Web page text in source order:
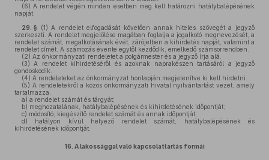
(6) A rendelet végén minden esetben meg kell határozni hatálybalépésének
napját.
29. § (1) A rendelet elfogadását követően annak hiteles szövegét a jegyző
szerkeszti. A rendelet megjelölése magában foglalja a jogalkotó megnevezését, a
rendelet számát, megalkotásának évét, zárójelben a kihirdetés napját, valamint a
rendelet címét. A számozás évente egytől kezdődik, emelkedő számsorrendben.
(2) Az önkormányzati rendeletet a polgármester és a jegyző írja alá.
(3) A rendelet kihirdetéséről és azoknak naprakészen tartásáról a jegyző
gondoskodik.
(4) A rendeleteket az önkormányzat honlapján megjelenítve ki kell hirdetni.
(5) A rendeletekről a közös önkormányzati hivatal nyilvántartást vezet, amely
tartalmazza:
a) a rendelet számát és tárgyát;
b) meghozatalának, hatálybalépésének és kihirdetésének időpontját;
c) módosító, kiegészítő rendelet számát és annak időpontját;
d) hatályon kívül helyező rendelet számát, hatálybalépésének és
kihirdetésének időpontját.
16. A lakossággal való kapcsolattartás formái